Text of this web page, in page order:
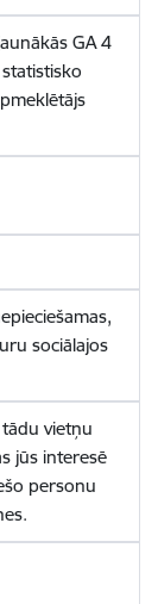
GA 4
sociālajos
vietņu
jūs interesē
personu